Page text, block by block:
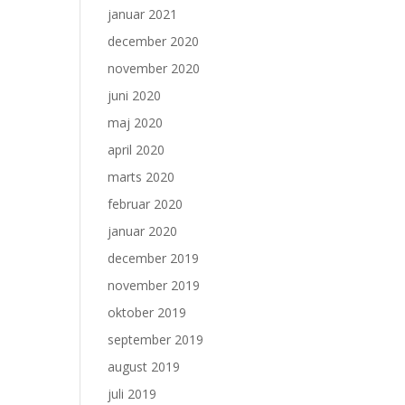
januar 2021
december 2020
november 2020
juni 2020
maj 2020
april 2020
marts 2020
februar 2020
januar 2020
december 2019
november 2019
oktober 2019
september 2019
august 2019
juli 2019